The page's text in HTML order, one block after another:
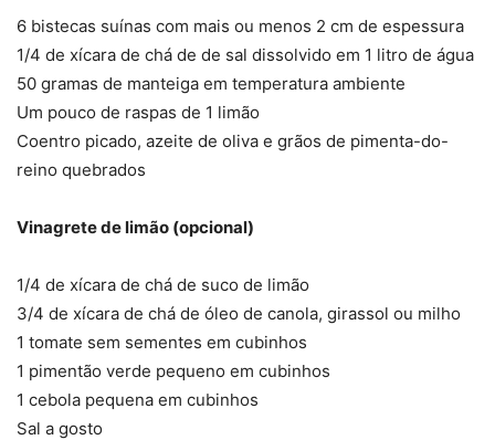
6 bistecas suínas com mais ou menos 2 cm de espessura
1/4 de xícara de chá de de sal dissolvido em 1 litro de água
50 gramas de manteiga em temperatura ambiente
Um pouco de raspas de 1 limão
Coentro picado, azeite de oliva e grãos de pimenta-do-
reino quebrados
Vinagrete de limão (opcional)
1/4 de xícara de chá de suco de limão
3/4 de xícara de chá de óleo de canola, girassol ou milho
1 tomate sem sementes em cubinhos
1 pimentão verde pequeno em cubinhos
1 cebola pequena em cubinhos
Sal a gosto